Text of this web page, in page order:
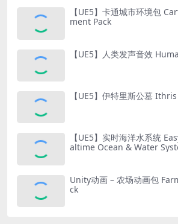
【UE5】卡通城市环境包
ment Pack
【UE5】人类发声音效
【UE5】伊特里斯公墓
【UE5】实时海洋水系统
altime Ocean & Water
Unity动画 – 农场动画包
ck